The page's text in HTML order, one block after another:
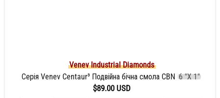
Venev Industrial Diamonds
Серія Venev Centaur³ Подвійна бічна смола CBN 6 "X 1"
$89.00 USD